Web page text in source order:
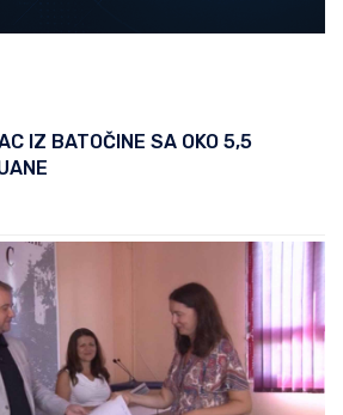
IZ BATOČINE SA OKO 5,5